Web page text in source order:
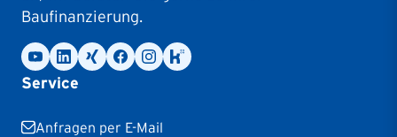
Baufinanzierung.
Service
Anfragen per E-Mail